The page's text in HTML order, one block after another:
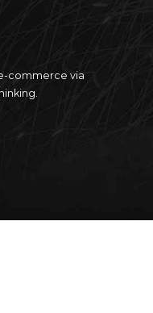
commerce via